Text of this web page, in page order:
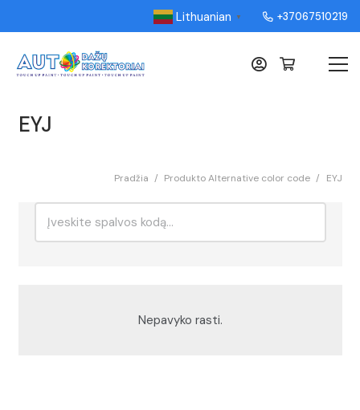
Lithuanian ▼ +37067510219
EYJ
Pradžia / Produkto Alternative color code / EYJ
Nepavyko rasti.